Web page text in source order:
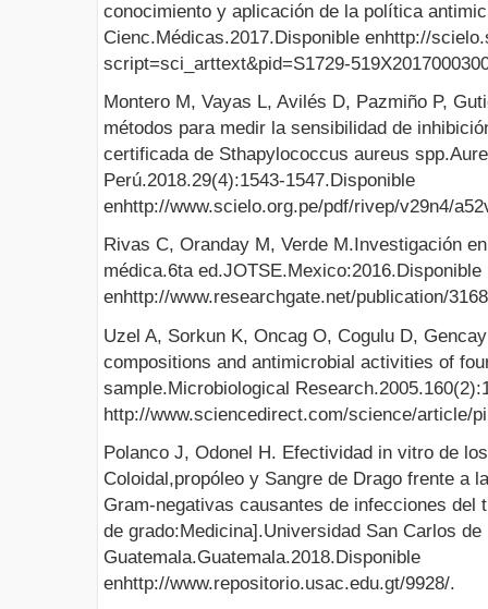
conocimiento y aplicación de la política
Cienc.Médicas.2017.Disponible enhttp://
script=sci_arttext&pid=S1729-
Montero M, Vayas L, Avilés D, Pazmiño P,
métodos para medir la sensibilidad de
certificada de Sthapylococcus aureus
Perú.2018.29(4):1543-1547.Disponible
enhttp://www.scielo.org.pe/pdf/rivep/v29n4/
Rivas C, Oranday M, Verde M.Investigación
médica.6ta ed.JOTSE.Mexico:2016.Disponible
enhttp://www.researchgate.net/publication/
Uzel A, Sorkun K, Oncag O, Cogulu D,
compositions and antimicrobial activities of
sample.Microbiological
http://www.sciencedirect.com/science/article/
Polanco J, Odonel H. Efectividad in vitro de
Coloidal,propóleo y Sangre de Drago frente a
Gram-negativas causantes de infecciones del
de grado:Medicina].Universidad San Carlos de
Guatemala.Guatemala.2018.Disponible
enhttp://www.repositorio.usac.edu.gt/9928/.